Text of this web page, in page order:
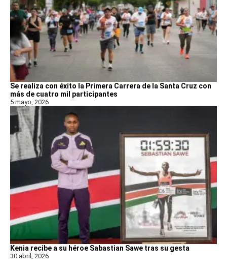
Se realiza con éxito la Primera Carrera de la Santa Cruz con
más de cuatro mil participantes
5 mayo, 2026
Kenia recibe a su héroe Sabastian Sawe tras su gesta
30 abril, 2026